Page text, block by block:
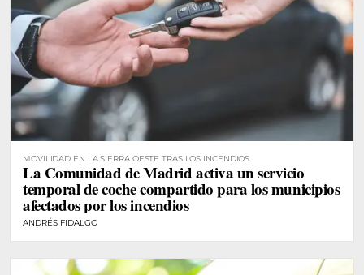
MOVILIDAD EN LA SIERRA OESTE TRAS LOS INCENDIOS
La Comunidad de Madrid activa un servicio
temporal de coche compartido para los municipios
afectados por los incendios
ANDRÉS FIDALGO